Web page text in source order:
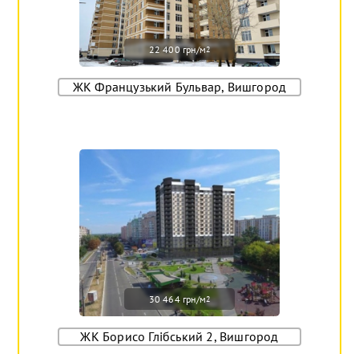
22 400 грн/м2
ЖК Французький Бульвар, Вишгород
30 464 грн/м2
ЖК Борисо Глібський 2, Вишгород